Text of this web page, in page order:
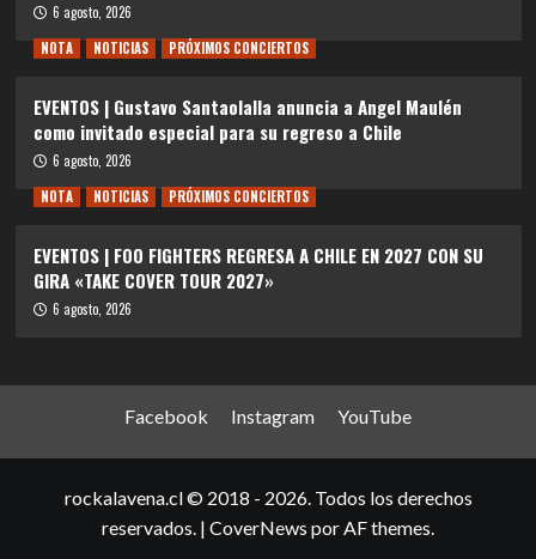
6 agosto, 2026
NOTA
NOTICIAS PRÓXIMOS CONCIERTOS
EVENTOS | Gustavo Santaolalla anuncia a Angel Maulén
como invitado especial para su regreso a Chile
6 agosto, 2026
NOTA
NOTICIAS PRÓXIMOS CONCIERTOS
EVENTOS | FOO FIGHTERS REGRESA A CHILE EN 2027 CON SU
GIRA «TAKE COVER TOUR 2027»
6 agosto, 2026
Facebook Instagram YouTube
rockalavena.cl © 2018 - 2026. Todos los derechos
reservados. | CoverNews por AF themes.